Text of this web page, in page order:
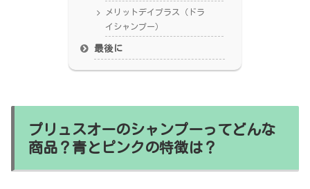
メリットデイプラス（ドラ
イシャンプー）
最後に
プリュスオーのシャンプーってどんな
商品？青とピンクの特徴は？